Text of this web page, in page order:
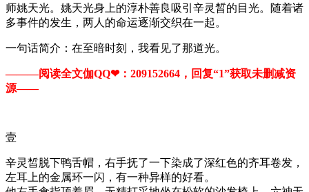
师姚天光。姚天光身上的淳朴善良吸引辛灵晳的目光。随着诸
多事件的发生，两人的命运逐渐交织在一起。
一句话简介：在至暗时刻，我看见了那道光。
———阅读全文伽QQ❤：209152664，回复“1”获取未删减资
源—​​​​—
壹
辛灵皙脱下鸭舌帽，右手抚了一下染成了深红色的齐耳卷发，
左耳上的金属环一闪，有一种异样的好看。